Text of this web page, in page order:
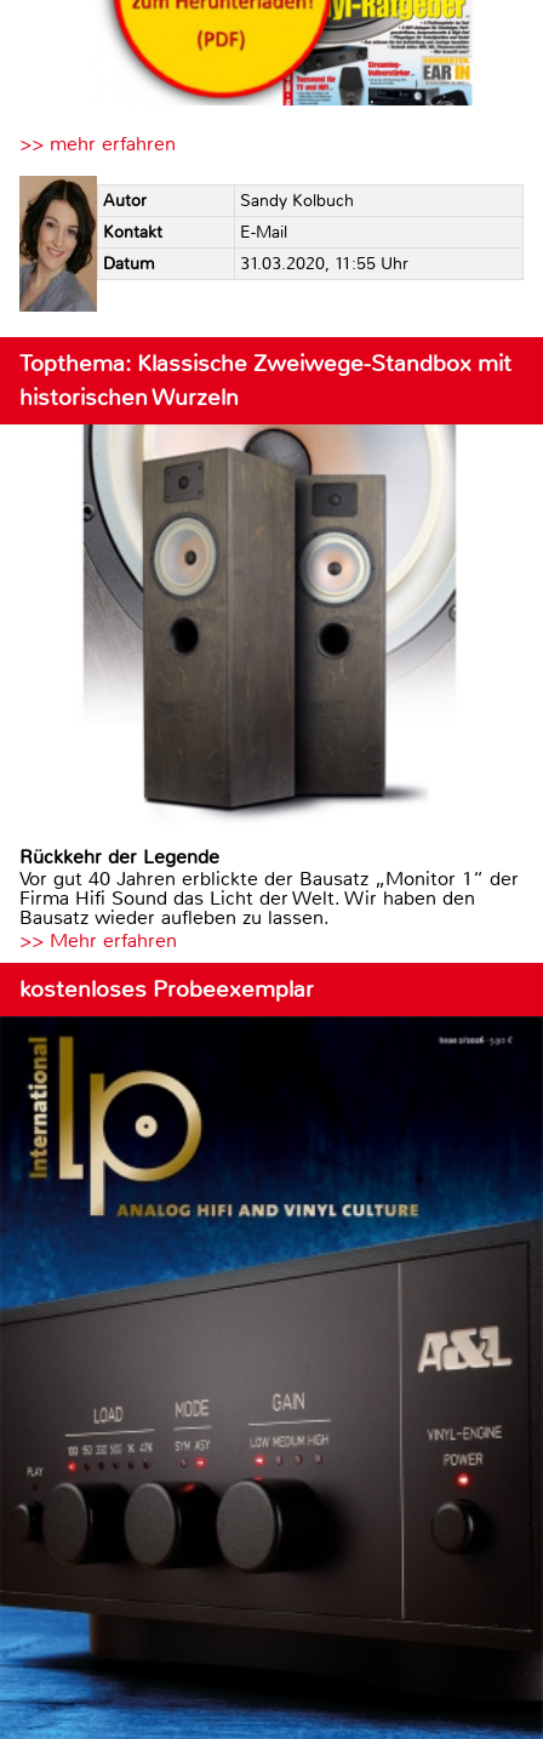
>> mehr erfahren
Autor
Sandy Kolbuch
Kontakt
E-Mail
Datum
31.03.2020, 11:55 Uhr
Topthema: Klassische Zweiwege-Standbox mit
historischen Wurzeln
Rückkehr der Legende
Vor gut 40 Jahren erblickte der Bausatz „Monitor 1“ der
Firma Hifi Sound das Licht der Welt. Wir haben den
Bausatz wieder aufleben zu lassen.
>> Mehr erfahren
kostenloses Probeexemplar